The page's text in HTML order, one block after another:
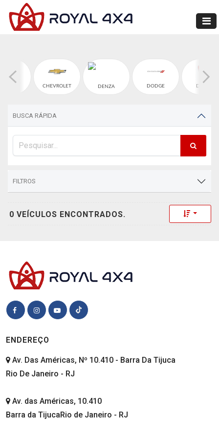
CHEVROLET DENZA DODGE DUCATI
BUSCA RÁPIDA
FILTROS
0 VEÍCULOS ENCONTRADOS. Toggle
ENDEREÇO
Av. Das Américas, Nº 10.410 - Barra Da Tijuca
Rio De Janeiro - RJ
Av. das Américas, 10.410
Barra da TijucaRio de Janeiro - RJ